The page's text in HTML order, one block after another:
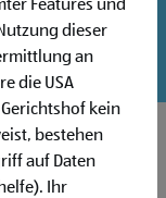
Features und
dieser
an
die USA
kein
bestehen
auf Daten
Ihr